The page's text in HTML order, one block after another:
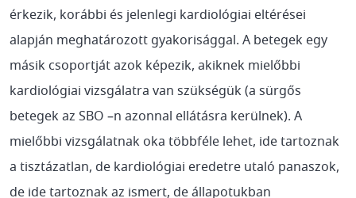
érkezik, korábbi és jelenlegi kardiológiai eltérései
alapján meghatározott gyakorisággal. A betegek egy
másik csoportját azok képezik, akiknek mielőbbi
kardiológiai vizsgálatra van szükségük (a sürgős
betegek az SBO –n azonnal ellátásra kerülnek). A
mielőbbi vizsgálatnak oka többféle lehet, ide tartoznak
a tisztázatlan, de kardiológiai eredetre utaló panaszok,
de ide tartoznak az ismert, de állapotukban